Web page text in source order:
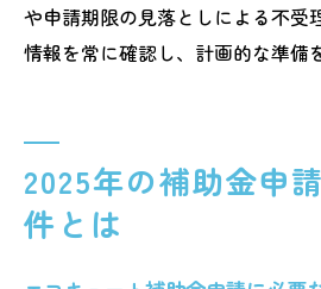
や申請期限の見落としによる不受
情報を常に確認し、計画的な準備
2025年の補助金申
件とは